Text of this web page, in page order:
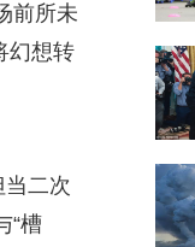
前所未
幻想转
二次
“槽